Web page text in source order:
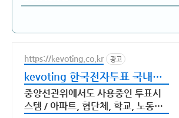
https://kevoting.co.kr 광고
kevoting 한국전자투표 국내최
대규모 3500만 선택
중앙선관위에서도 사용중인 투표시
스템 / 아파트, 협단체, 학교, 노동조